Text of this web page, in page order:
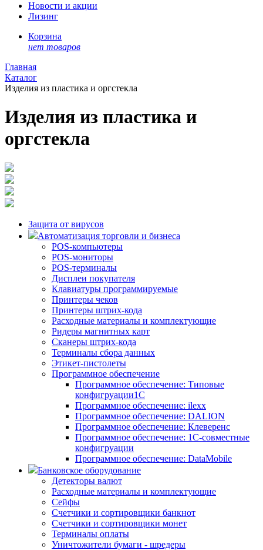
Новости и акции
Лизинг
Корзина
нет товаров
Главная
Каталог
Изделия из пластика и оргстекла
Изделия из пластика и
оргстекла
Защита от вирусов
Автоматизация торговли и бизнеса
POS-компьютеры
POS-мониторы
POS-терминалы
Дисплеи покупателя
Клавиатуры программируемые
Принтеры чеков
Принтеры штрих-кода
Расходные материалы и комплектующие
Ридеры магнитных карт
Сканеры штрих-кода
Терминалы сбора данных
Этикет-пистолеты
Программное обеспечение
Программное обеспечение: Типовые
конфигруации1С
Программное обеспечение: ilexx
Программное обеспечение: DALION
Программное обеспечение: Клеверенс
Программное обеспечение: 1С-совместные
конфигруации
Программное обеспечение: DataMobile
Банковское оборудование
Детекторы валют
Расходные материалы и комплектующие
Сейфы
Счетчики и сортировщики банкнот
Счетчики и сортировщики монет
Терминалы оплаты
Уничтожители бумаги - шредеры